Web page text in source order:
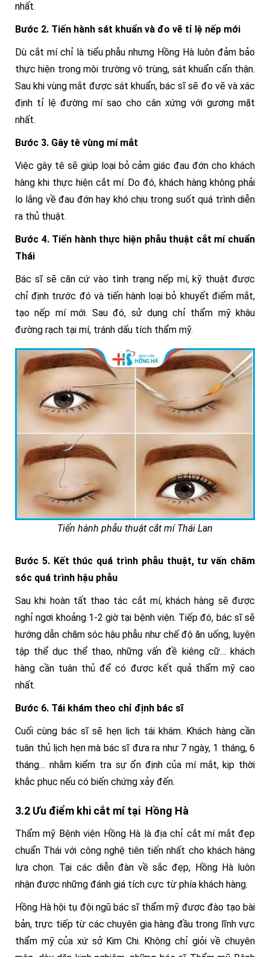
nhất.
Bước 2. Tiến hành sát khuẩn và đo vẽ tỉ lệ nếp mới
Dù cắt mí chỉ là tiểu phẫu nhưng Hồng Hà luôn đảm bảo
thực hiện trong môi trường vô trùng, sát khuẩn cẩn thận.
Sau khi vùng mắt được sát khuẩn, bác sĩ sẽ đo vẽ và xác
định tỉ lệ đường mí sao cho cân xứng với gương mặt
nhất.
Bước 3. Gây tê vùng mí mắt
Việc gây tê sẽ giúp loại bỏ cảm giác đau đớn cho khách
hàng khi thực hiện cắt mí. Do đó, khách hàng không phải
lo lắng về đau đớn hay khó chịu trong suốt quá trình diễn
ra thủ thuật.
Bước 4. Tiến hành thực hiện phẫu thuật cắt mí chuẩn
Thái
Bác sĩ sẽ căn cứ vào tình trạng nếp mí, kỹ thuật được
chỉ định trước đó và tiến hành loại bỏ khuyết điểm mắt,
tạo nếp mí mới. Sau đó, sử dụng chỉ thẩm mỹ khâu
đường rạch tại mí, tránh dấu tích thẩm mỹ.
Tiến hành phẫu thuật cắt mí Thái Lan
Bước 5. Kết thúc quá trình phẫu thuật, tư vấn chăm
sóc quá trình hậu phẫu
Sau khi hoàn tất thao tác cắt mí, khách hàng sẽ được
nghỉ ngơi khoảng 1-2 giờ tại bệnh viện. Tiếp đó, bác sĩ sẽ
hướng dẫn chăm sóc hậu phẫu như chế độ ăn uống, luyện
tập thể dục thể thao, những vấn đề kiêng cữ… khách
hàng cần tuân thủ để có được kết quả thẩm mỹ cao
nhất.
Bước 6. Tái khám theo chỉ định bác sĩ
Cuối cùng bác sĩ sẽ hẹn lịch tái khám. Khách hàng cần
tuân thủ lịch hẹn mà bác sĩ đưa ra như 7 ngày, 1 tháng, 6
tháng… nhằm kiểm tra sự ổn định của mí mắt, kịp thời
khắc phục nếu có biến chứng xảy đến.
3.2 Ưu điểm khi cắt mí tại Hồng Hà
Thẩm mỹ Bệnh viện Hồng Hà là địa chỉ cắt mí mắt đẹp
chuẩn Thái với công nghệ tiên tiến nhất cho khách hàng
lựa chọn. Tại các diễn đàn về sắc đẹp, Hồng Hà luôn
nhận được những đánh giá tích cực từ phía khách hàng.
Hồng Hà hội tụ đội ngũ bác sĩ thẩm mỹ được đào tạo bài
bản, trực tiếp từ các chuyên gia hàng đầu trong lĩnh vực
thẩm mỹ của xứ sở Kim Chi. Không chỉ giỏi về chuyên